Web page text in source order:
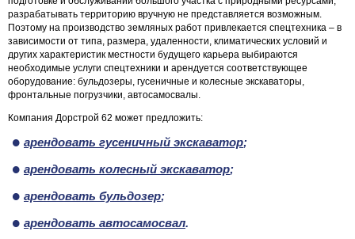
разрабатывать территорию вручную не представляется возможным.
Поэтому на производство земляных работ привлекается спецтехника – в
зависимости от типа, размера, удаленности, климатических условий и
других характеристик местности будущего карьера выбираются
необходимые услуги спецтехники и арендуется соответствующее
оборудование: бульдозеры, гусеничные и колесные экскаваторы,
фронтальные погрузчики, автосамосвалы.
Компания Дорстрой 62 может предложить:
арендовать гусеничный экскаватор;
арендовать колесный экскаватор;
арендовать бульдозер;
арендовать автосамосвал.